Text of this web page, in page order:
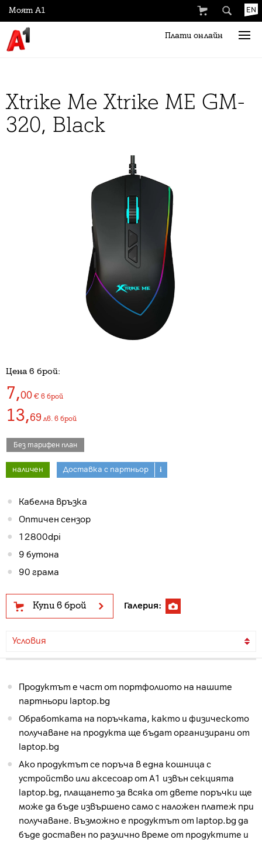
EN
Плати онлайн
Моят А1
Xtrike Me Xtrike ME GM-
320, Black
Цена в брой:
7,00 € в брой
13,69 лв. в брой
Без тарифен план
наличен Доставка с партньор i
Кабелна връзка
Оптичен сензор
12800dpi
9 бутона
90 грама
Купи в брой Галерия:
Условия
Продуктът е част от портфолиото на нашите
партньори laptop.bg
Обработката на поръчката, както и физическото
получаване на продукта ще бъдат организирани от
laptop.bg
Ако продуктът се поръча в една кошница с
устройство или аксесоар от А1 извън секцията
laptop.bg, плащането за всяка от двете поръчки ще
може да бъде извършено само с наложен платеж при
получаване. Възможно е продуктът от laptop.bg да
бъде доставен по различно време от продуктите и